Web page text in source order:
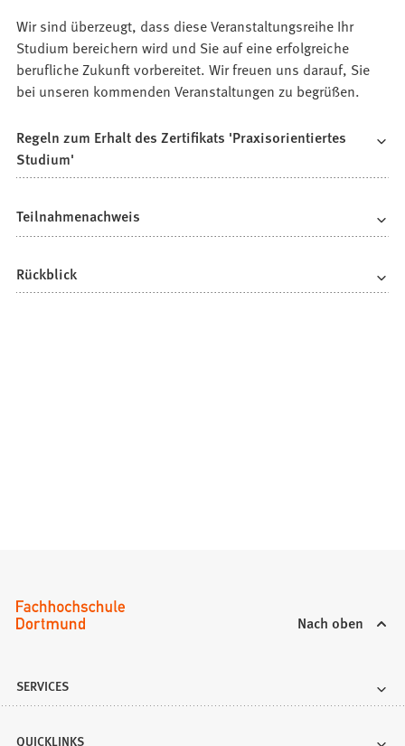
Wir sind überzeugt, dass diese Veranstaltungsreihe Ihr
Studium bereichern wird und Sie auf eine erfolgreiche
berufliche Zukunft vorbereitet. Wir freuen uns darauf, Sie
bei unseren kommenden Veranstaltungen zu begrüßen.
Regeln zum Erhalt des Zertifikats 'Praxisorientiertes
Studium'
Teilnahmenachweis
Rückblick
Nach oben
SERVICES
QUICKLINKS